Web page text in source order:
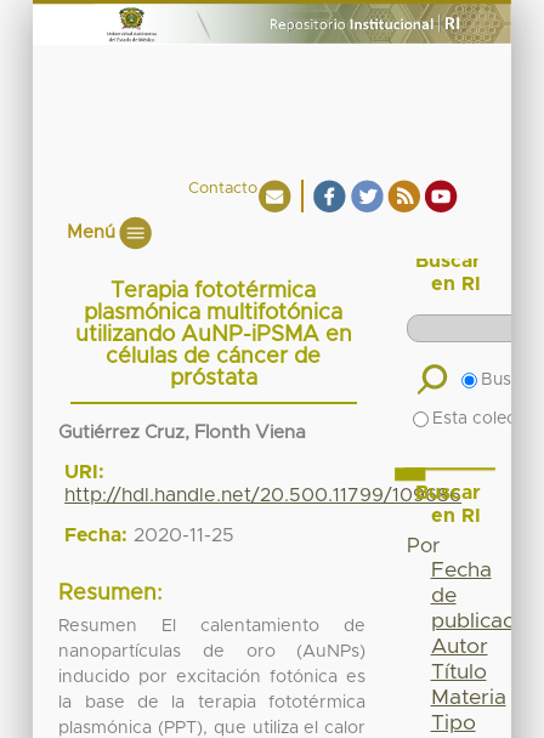
Contacto
Menú
Terapia fototérmica
plasmónica multifotónica
utilizando AuNP-iPSMA en
células de cáncer de
próstata
Gutiérrez Cruz, Flonth Viena
URI:
http://hdl.handle.net/20.500.11799/109686
Fecha: 2020-11-25
Resumen:
Resumen El calentamiento de
nanopartículas de oro (AuNPs)
inducido por excitación fotónica es
la base de la terapia fototérmica
plasmónica (PPT), que utiliza el calor
Buscar
en RI
Buscar
Esta
Buscar
en RI
Por
Fecha
de
publicación
Autor
Título
Materia
Tipo